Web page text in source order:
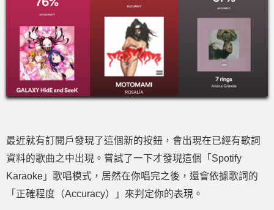
最近就有訂閱戶發現了這個新的按鈕，會出現在已經有歌詞
資料的歌曲之中出現。嘗試了一下才發現這個「Spotify
Karaoke」歌唱模式，居然在你唱完之後，還會依據歌詞的
「正確程度（Accuracy）」來判定你的表現。